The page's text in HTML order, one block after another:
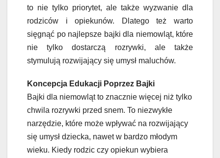
to nie tylko priorytet, ale także wyzwanie dla
rodziców i opiekunów. Dlatego też warto
sięgnąć po najlepsze bajki dla niemowląt, które
nie tylko dostarczą rozrywki, ale także
stymulują rozwijający się umysł maluchów.
Koncepcja Edukacji Poprzez Bajki
Bajki dla niemowląt to znacznie więcej niż tylko
chwila rozrywki przed snem. To niezwykłe
narzędzie, które może wpływać na rozwijający
się umysł dziecka, nawet w bardzo młodym
wieku. Kiedy rodzic czy opiekun wybiera